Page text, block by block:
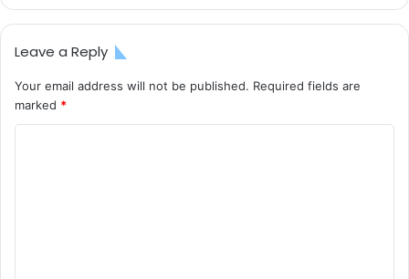
Leave a Reply
Your email address will not be published. Required fields are
marked *